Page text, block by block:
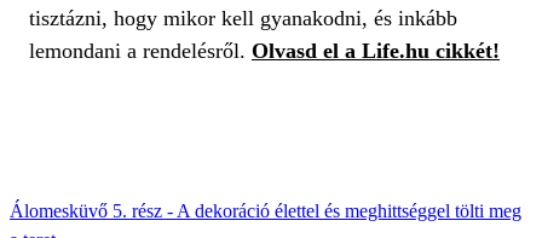
tisztázni, hogy mikor kell gyanakodni, és inkább
lemondani a rendelésről. Olvasd el a Life.hu cikkét!
Álomesküvő 5. rész - A dekoráció élettel és meghittséggel tölti meg